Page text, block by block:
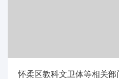
怀柔区教科文卫体等相关